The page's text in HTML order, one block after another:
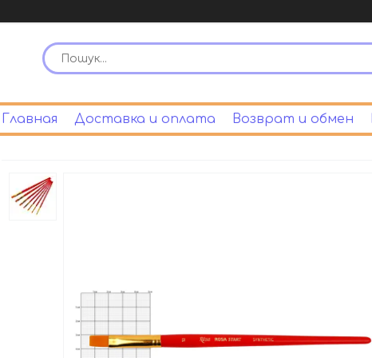
Главная Доставка и оплата Возврат и обмен